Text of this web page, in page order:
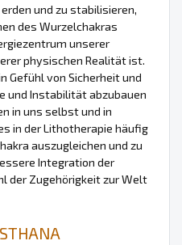
und zu stabilisieren,
des Wurzelchakras
unserer
physischen Realität ist.
Gefühl von Sicherheit und
und Instabilität abzubauen
in uns selbst und in
in der Lithotherapie häufig
auszugleichen und zu
Integration der
der Zugehörigkeit zur Welt